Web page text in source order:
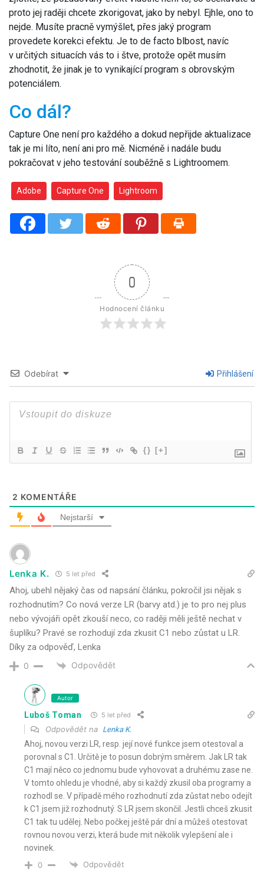
proto jej raději chcete zkorigovat, jako by nebyl. Ejhle, ono to
nejde. Musíte pracně vymýšlet, přes jaký program
provedete korekci efektu. Je to de facto blbost, navíc
v určitých situacích vás to i štve, protože opět musím
zhodnotit, že jinak je to vynikající program s obrovským
potenciálem.
Co dál?
Capture One není pro každého a dokud nepřijde aktualizace
tak je mi líto, není ani pro mě. Nicméně i nadále budu
pokračovat v jeho testování souběžně s Lightroomem.
Adobe Capture One Lightroom
0
Hodnocení článku
Odebírat Přihlášení
{} [+]
2 KOMENTÁŘE
Nejstarší
Lenka K. 5 let před
Ahoj, ubehl nějaký čas od napsání článku, pokročil jsi nějak s
rozhodnutím? Co nová verze LR (barvy atd.) je to pro nej plus
nebo vývojáři opět zkouší neco, co raději měli ještě nechat v
šuplíku? Pravé se rozhodují zda zkusit C1 nebo zůstat u LR.
Díky za odpověď, Lenka
0 Odpovědět
Autor
Luboš Toman 5 let před
Odpovědět na Lenka K.
Ahoj, novou verzi LR, resp. její nové funkce jsem otestoval a
porovnal s C1. Určitě je to posun dobrým směrem. Jak LR tak
C1 mají něco co jednomu bude vyhovovat a druhému zase ne.
V tomto ohledu je vhodné, aby si každý zkusil oba programy a
rozhodl se. V případě mého rozhodnutí zda zůstat nebo odejít
k C1 jsem již rozhodnutý. S LR jsem skončil. Jestli chceš zkusit
C1 tak tu udělej. Nebo počkej ještě pár dní a můžeš otestovat
rovnou novou verzi, která bude mit několik vylepšení ale i
novinek.
0
Odpovědět